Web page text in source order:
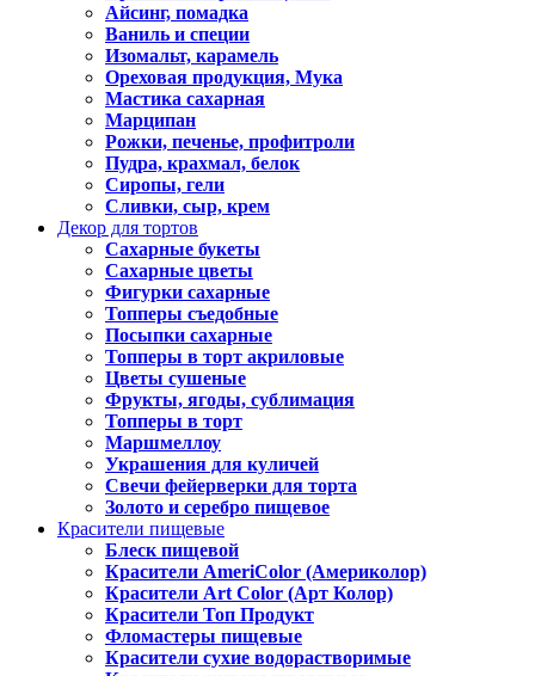
Айсинг, помадка
Ваниль и специи
Изомальт, карамель
Ореховая продукция, Мука
Мастика сахарная
Марципан
Рожки, печенье, профитроли
Пудра, крахмал, белок
Сиропы, гели
Сливки, сыр, крем
Декор для тортов
Сахарные букеты
Сахарные цветы
Фигурки сахарные
Топперы съедобные
Посыпки сахарные
Топперы в торт акриловые
Цветы сушеные
Фрукты, ягоды, сублимация
Топперы в торт
Маршмеллоу
Украшения для куличей
Свечи фейерверки для торта
Золото и серебро пищевое
Красители пищевые
Блеск пищевой
Красители AmeriColor (Америколор)
Красители Art Color (Арт Колор)
Красители Топ Продукт
Фломастеры пищевые
Красители сухие водорастворимые